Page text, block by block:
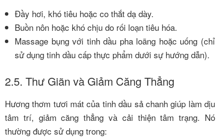
Đầy hơi, khó tiêu hoặc co thắt dạ dày.
Buồn nôn hoặc khó chịu do rối loạn tiêu hóa.
Massage bụng với tinh dầu pha loãng hoặc uống (chỉ
sử dụng tinh dầu cấp thực phẩm dưới sự hướng dẫn).
2.5. Thư Giãn và Giảm Căng Thẳng
Hương thơm tươi mát của tinh dầu sả chanh giúp làm dịu
tâm trí, giảm căng thẳng và cải thiện tâm trạng. Nó
thường được sử dụng trong: